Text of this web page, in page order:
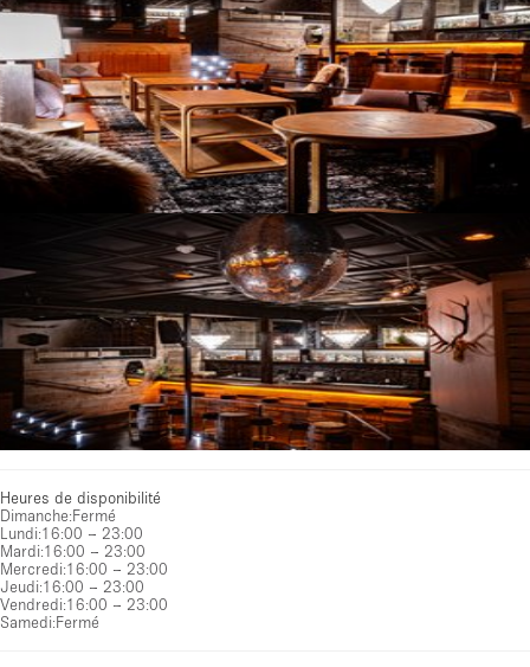
Heures de disponibilité
Dimanche:Fermé
Lundi:16:00 – 23:00
Mardi:16:00 – 23:00
Mercredi:16:00 – 23:00
Jeudi:16:00 – 23:00
Vendredi:16:00 – 23:00
Samedi:Fermé